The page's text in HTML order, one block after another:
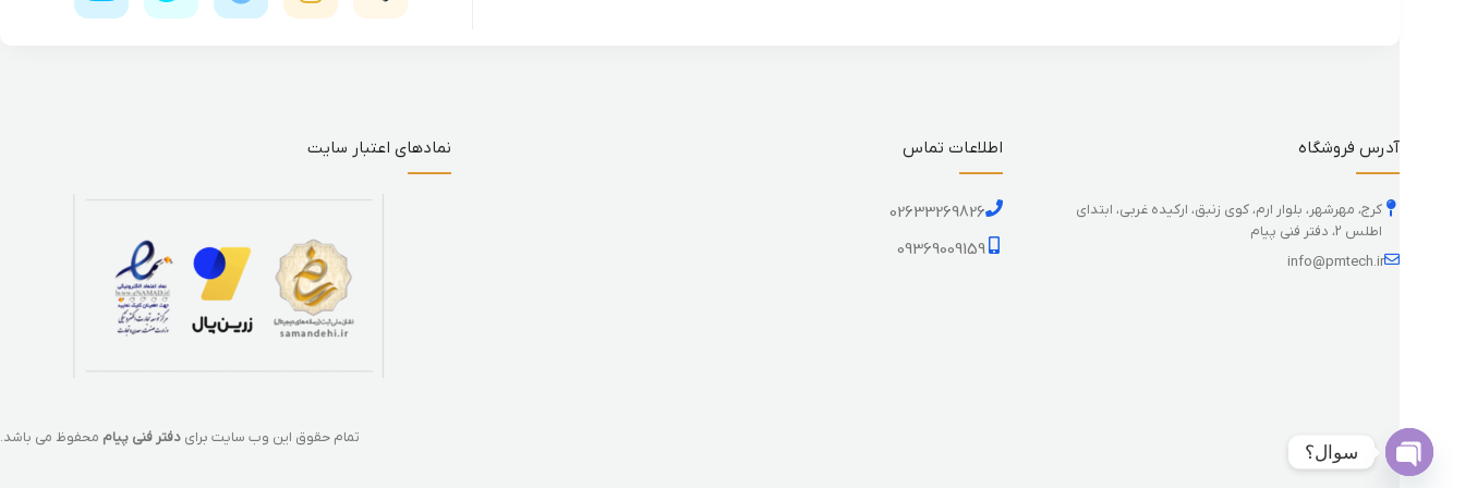
آدرس فروشگاه
کرج، مهرشهر، بلوار ارم، کوی زنبق، ارکیده غربی، ابتدای
اطلس 2، دفتر فنی پیام
info@pmtech.ir
اطلاعات تماس
02633269826
09369009159
نمادهای اعتبار سایت
تمام حقوق این وب سایت برای دفتر فنی پیام محفوظ می باشد.
سوال؟